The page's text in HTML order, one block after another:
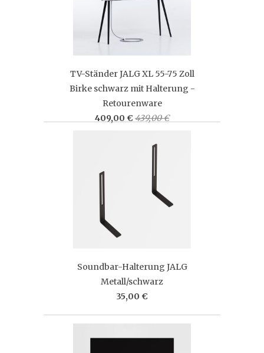
TV-Ständer JALG XL 55-75 Zoll
Birke schwarz mit Halterung -
Retourenware
409,00 € 439,00 €
Soundbar-Halterung JALG
Metall/schwarz
35,00 €